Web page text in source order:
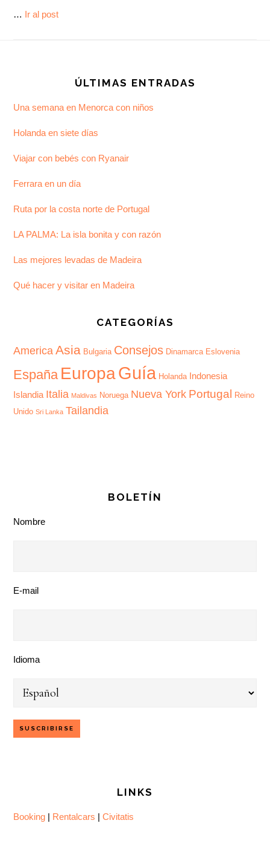
… Ir al post
ÚLTIMAS ENTRADAS
Una semana en Menorca con niños
Holanda en siete días
Viajar con bebés con Ryanair
Ferrara en un día
Ruta por la costa norte de Portugal
LA PALMA: La isla bonita y con razón
Las mejores levadas de Madeira
Qué hacer y visitar en Madeira
CATEGORÍAS
America Asia Bulgaria Consejos Dinamarca Eslovenia
España EuropaGuía Holanda Indonesia
Islandia Italia Maldivas Noruega Nueva York Portugal Reino
Unido Sri Lanka Tailandia
BOLETÍN
Nombre
E-mail
Idioma
LINKS
Booking | Rentalcars |Civitatis